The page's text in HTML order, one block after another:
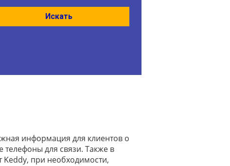
Искать
информация для клиентов о
для связи. Также в
при необходимости,